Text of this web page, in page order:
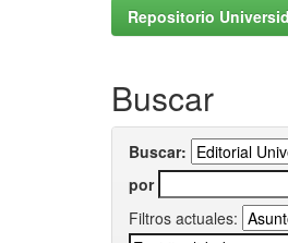
Repositorio
Buscar
Buscar:
por
Filtros actuales: